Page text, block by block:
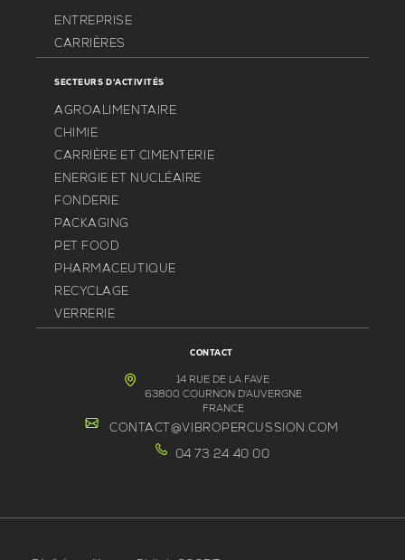
ENTREPRISE
CARRIÈRES
SECTEURS D'ACTIVITÉS
AGROALIMENTAIRE
CHIMIE
CARRIÈRE ET CIMENTERIE
ENERGIE ET NUCLÉAIRE
FONDERIE
PACKAGING
PET FOOD
PHARMACEUTIQUE
RECYCLAGE
VERRERIE
CONTACT
14 RUE DE LA FAVE
63800 COURNON D'AUVERGNE
FRANCE
CONTACT@VIBROPERCUSSION.COM
04 73 24 40 00